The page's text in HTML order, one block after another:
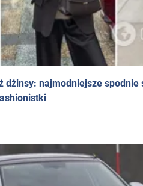
dżinsy: najmodniejsze spodnie